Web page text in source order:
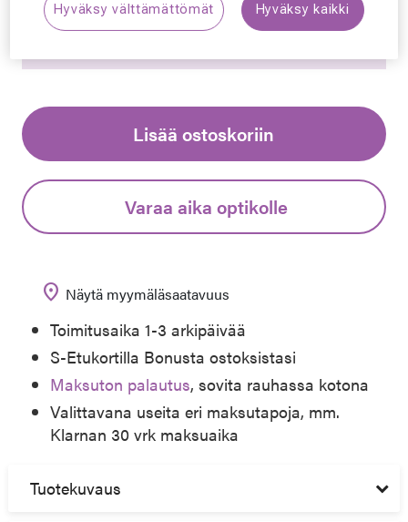
Synttäriale: erä merkkiaurinkolaseja –50 %,
Lisää ostoskoriin
Varaa aika optikolle
location_on Näytä myymäläsaatavuus
Toimitusaika 1-3 arkipäivää
S-Etukortilla Bonusta ostoksistasi
Maksuton palautus, sovita rauhassa kotona
Valittavana useita eri maksutapoja, mm.
Klarnan 30 vrk maksuaika
Tuotekuvaus
Hyväksy välttämättömät Hyväksy kaikki